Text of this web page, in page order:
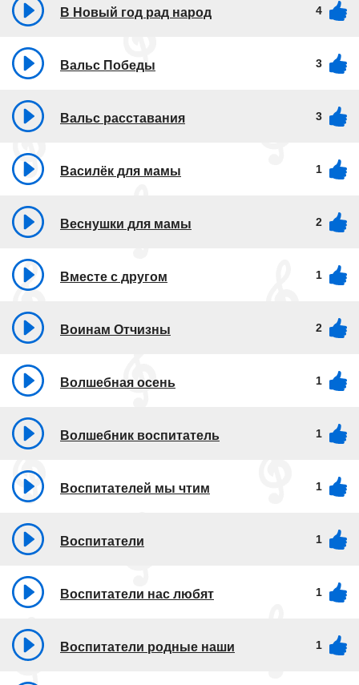
В Новый год рад народ 4
Вальс Победы 3
Вальс расставания 3
Василёк для мамы 1
Веснушки для мамы 2
Вместе с другом 1
Воинам Отчизны 2
Волшебная осень 1
Волшебник воспитатель 1
Воспитателей мы чтим 1
Воспитатели 1
Воспитатели нас любят 1
Воспитатели родные наши 1